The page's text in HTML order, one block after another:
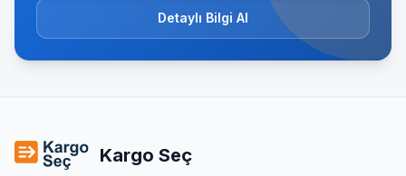
Detaylı Bilgi Al
Kargo Seç